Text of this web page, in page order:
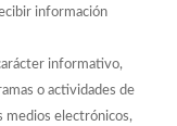
información
informativo,
o actividades de
medios electrónicos,